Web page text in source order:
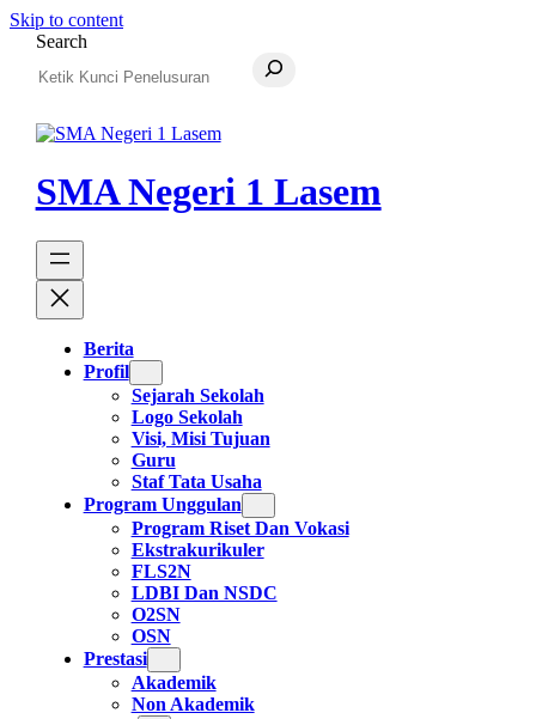
Skip to content
Search
SMA Negeri 1 Lasem
Berita
Profil
Sejarah Sekolah
Logo Sekolah
Visi, Misi Tujuan
Guru
Staf Tata Usaha
Program Unggulan
Program Riset Dan Vokasi
Ekstrakurikuler
FLS2N
LDBI Dan NSDC
O2SN
OSN
Prestasi
Akademik
Non Akademik